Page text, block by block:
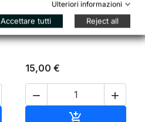
Wellgo Cinturini per
pedali Bmx/Fixed
15,00 €
 

Ulteriori informazioni
Accettare tutti Reject all